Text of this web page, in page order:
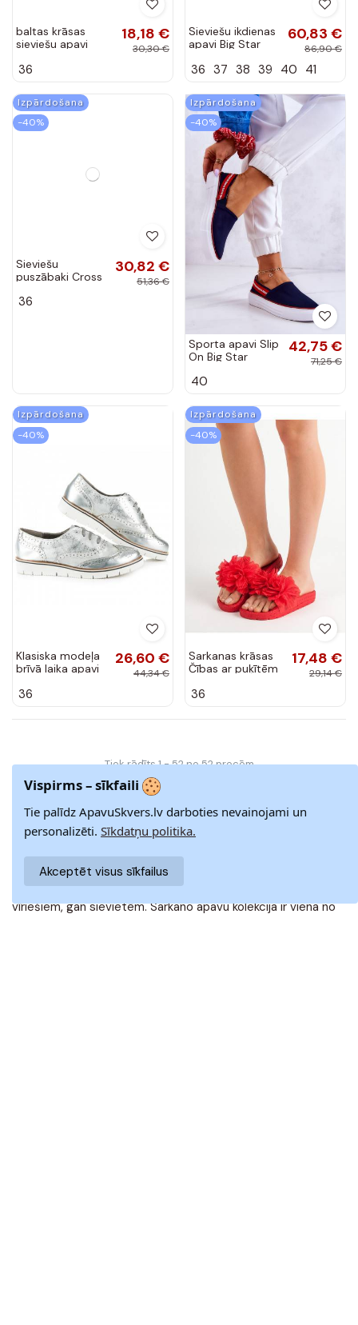
baltas krāsas
sieviešu apavi
18,18 €
30,30 €
36
Sieviešu ikdienas
apavi Big Star
Baltas-sarkanas
60,83 €
86,90 €
36 37 38 39 40 41
Izpārdošana
-40%
Sieviešu
puszābaki Cross
krāsas
30,82 €
51,36 €
36
Izpārdošana
-40%
Sporta apavi Slip
On Big Star
krāsas-sarkanas
42,75 €
71,25 €
40
Izpārdošana
-40%
Klasiska modeļa
brīvā laika apavi
26,60 €
44,34 €
36
Izpārdošana
-40%
Sarkanas krāsas
Čības ar puķītēm
17,48 €
29,14 €
36
Tiek rādīts 1 - 52 no 52 precēm
Sarkani apavi (čības)
Laipni lūgti Apavuskvers.lv - veikalā, kur atradīsiet plašu
kvalitatīvu un modernu apavu izvēli. Mūsu interneta veikalā
jūs atradīsiet plašu sarkanu kedu un apavu klāstu gan
vīriešiem, gan sievietēm. Sarkano apavu kolekcija ir viena no
Vispirms – sīkfaili
Tie palīdz ApavuSkvers.lv darboties nevainojami un
personalizēti. Sīkdatņu politika.
Akceptēt visus sīkfailus